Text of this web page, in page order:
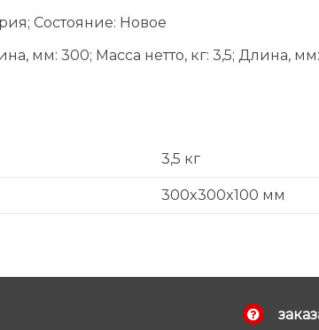
Состояние: Новое
мм: 300; Масса нетто, кг: 3,5; Длина,
3,5 кг
300x300x100 мм